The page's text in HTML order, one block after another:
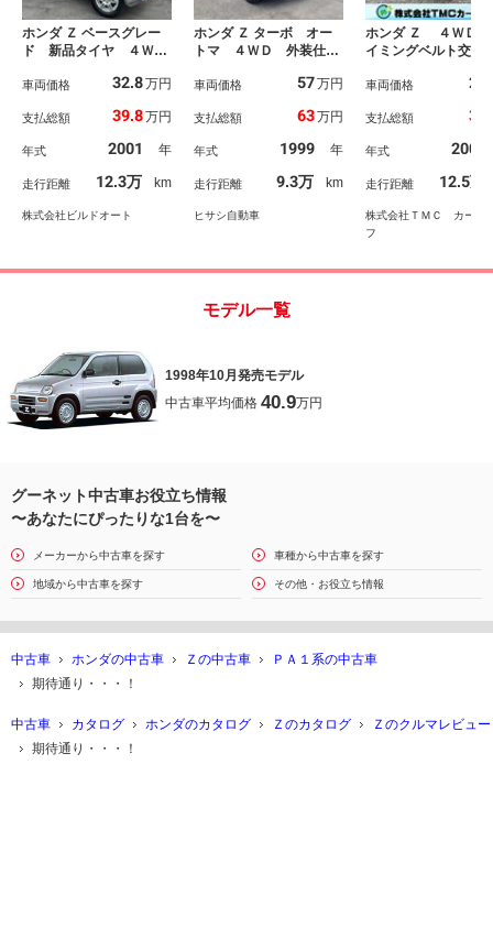
ホンダ Ｚ ベースグレー
ド 新品タイヤ ４Ｗ
ン 社外ＬＥＤライト
イール キーレス 純正
ー タイミングベルト交
車両価格 32.8万円
支払総額 39.8万円
年式 2001 年
走行距離 12.3万 km
株式会社ビルドオート
ホンダ Ｚ ターボ オー
トマ ４ＷＤ 外装仕上
車両価格 57万円
支払総額 63万円
年式 1999 年
走行距離 9.3万 km
ヒサシ自動車
ホンダ Ｚ ４ＷＤ
イミングベルト交換
ィンドウ パワース
ィ フルフラット
グ 助手席エアバッ
車両価格 28
支払総額 35
年式 2001
走行距離 12.5万
株式会社ＴＭＣ カー・
フ
モデル一覧
1998年10月発売モデル
中古車平均価格 40.9万円
グーネット中古車お役立ち情報
〜あなたにぴったりな1台を〜
メーカーから中古車を探す 車種から中古車を探す
地域から中古車を探す その他・お役立ち情報
中古車 ホンダの中古車 Ｚの中古車
ＰＡ１系の中古車
期待通り・・・！
中古車 カタログ ホンダのカタログ Ｚのカタログ
Ｚのクルマレビュー
期待通り・・・！